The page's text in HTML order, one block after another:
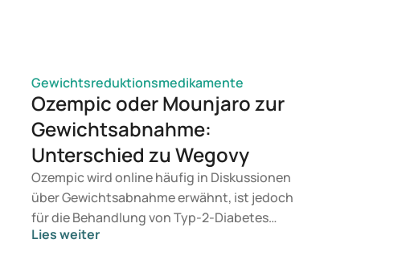
Gewichtsreduktionsmedikamente
Ozempic oder Mounjaro zur
Gewichtsabnahme:
Unterschied zu Wegovy
Ozempic wird online häufig in Diskussionen
über Gewichtsabnahme erwähnt, ist jedoch
für die Behandlung von Typ-2-Diabetes
vorgesehen. Suchen Sie eine Therapie zur
Lies weiter